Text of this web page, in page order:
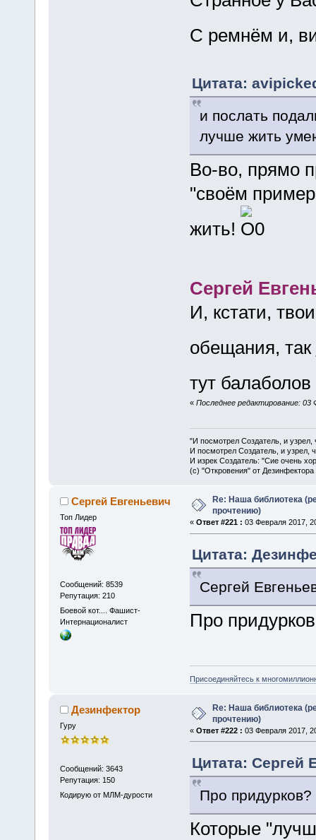
С ремнём и,
Цитата:
и послать
лучше жить
Во-во, прямо
"своём
жить!
Сергей
И, кстати,
обещания, так
тут
« Последнее редактирование:
"И посмотрел Создатель, и
И посмотрел Создатель, и узрел,
И изрек Создатель: "Сие очень
(с) "Откровения" от Дезинфектора
Сергей Евгеньевич
Топ Лидер
Сообщений: 8539
Репутация: 210
Боевой кот.... Фашист-
Интернационалист
Re: Наша библиотека
прочтению)
« Ответ #221 : 03 Февраля 2017,
Цитата:
Сергей
Про
Присоединяйтесь к
Дезинфектор
Гуру
Сообщений: 3643
Репутация: 150
Кодирую от МЛМ-дурости
Re: Наша библиотека
прочтению)
« Ответ #222 : 03 Февраля 2017,
Цитата: Сергей
Про
Которые